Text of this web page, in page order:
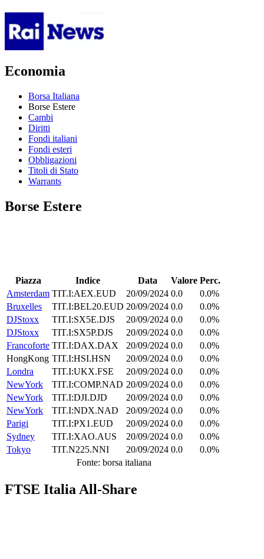
Economia
Borsa Italiana
Borse Estere
Cambi
Diritti
Fondi italiani
Fondi esteri
Obbligazioni
Titoli di Stato
Warrants
Borse Estere
Piazza Indice Data Valore Perc.
Amsterdam TIT.I:AEX.EUD 20/09/2024 0.0
0.0%
Bruxelles
TIT.I:BEL20.EUD 20/09/2024 0.0
0.0%
DJStoxx
TIT.I:SX5E.DJS 20/09/2024 0.0
0.0%
DJStoxx
TIT.I:SX5P.DJS 20/09/2024 0.0
0.0%
Francoforte TIT.I:DAX.DAX 20/09/2024 0.0
0.0%
HongKong TIT.I:HSI.HSN 20/09/2024 0.0
0.0%
Londra
TIT.I:UKX.FSE 20/09/2024 0.0
0.0%
NewYork
TIT.I:COMP.NAD 20/09/2024 0.0
0.0%
NewYork
TIT.I:DJI.DJD 20/09/2024 0.0
0.0%
NewYork
TIT.I:NDX.NAD 20/09/2024 0.0
0.0%
Parigi
TIT.I:PX1.EUD 20/09/2024 0.0
0.0%
Sydney
TIT.I:XAO.AUS 20/09/2024 0.0
0.0%
Tokyo
TIT.N225.NNI 20/09/2024 0.0
0.0%
Fonte: borsa italiana
FTSE Italia All-Share